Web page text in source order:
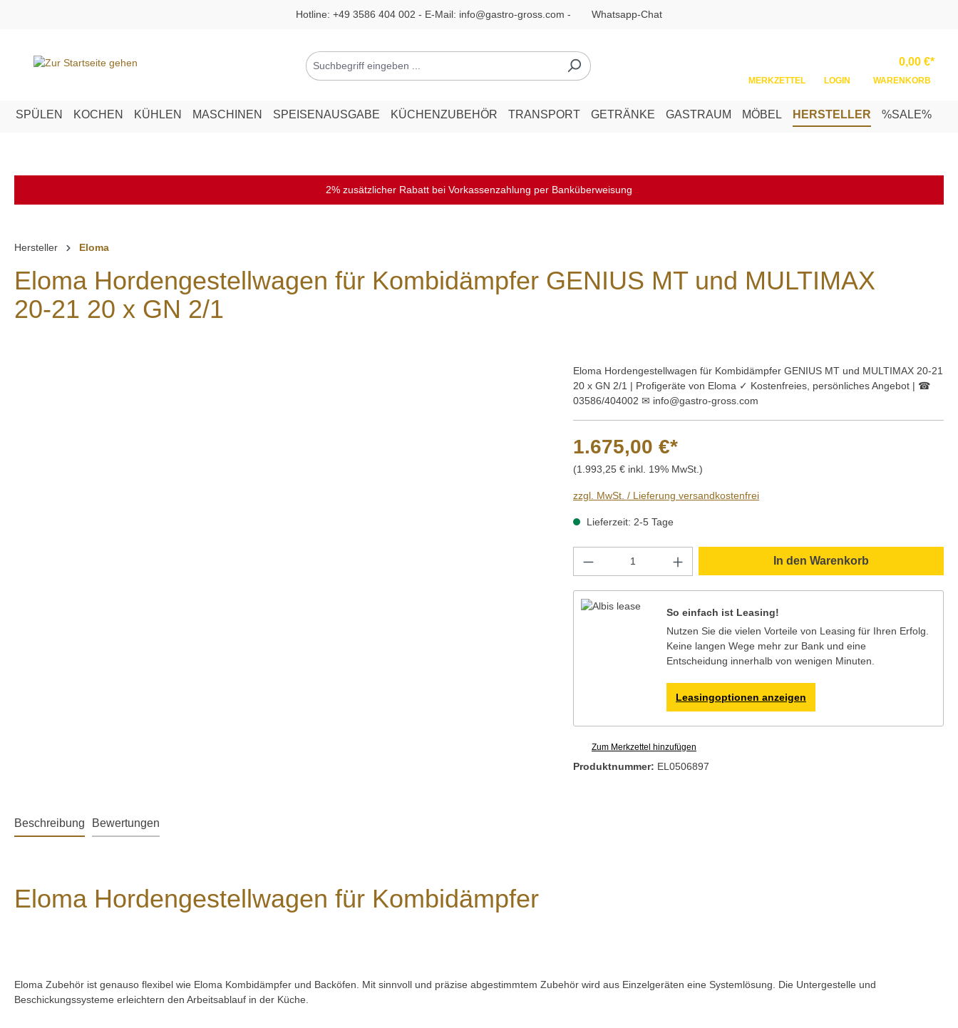
Hotline: +49 3586 404 002 - E-Mail: info@gastro-gross.com - Whatsapp-Chat
MERKZETTEL LOGIN
0,00 €*
WARENKORB
SPÜLEN KOCHEN KÜHLEN MASCHINEN SPEISENAUSGABE KÜCHENZUBEHÖR TRANSPORT GETRÄNKE GASTRAUM MÖBEL HERSTELLER %SALE%
2% zusätzlicher Rabatt bei Vorkassenzahlung per Banküberweisung
Hersteller Eloma
Eloma Hordengestellwagen für Kombidämpfer GENIUS MT und MULTIMAX
20-21 20 x GN 2/1
Eloma Hordengestellwagen für Kombidämpfer GENIUS MT und MULTIMAX 20-21
20 x GN 2/1 | Profigeräte von Eloma ✓ Kostenfreies, persönliches Angebot | ☎
03586/404002 ✉ info@gastro-gross.com
1.675,00 €*
(1.993,25 € inkl. 19% MwSt.)
zzgl. MwSt. / Lieferung versandkostenfrei
Lieferzeit: 2-5 Tage
Produkt Anzahl: Gib den gewünschten Wert ein
In den Warenkorb
So einfach ist Leasing!
Nutzen Sie die vielen Vorteile von Leasing für Ihren Erfolg.
Keine langen Wege mehr zur Bank und eine
Entscheidung innerhalb von wenigen Minuten.
Leasingoptionen anzeigen
Zum Merkzettel hinzufügen
Produktnummer: EL0506897
Beschreibung Bewertungen
Eloma Hordengestellwagen für Kombidämpfer
Eloma Zubehör ist genauso flexibel wie Eloma Kombidämpfer und Backöfen. Mit sinnvoll und präzise abgestimmtem Zubehör wird aus Einzelgeräten eine Systemlösung. Die Untergestelle und
Beschickungssysteme erleichtern den Arbeitsablauf in der Küche.